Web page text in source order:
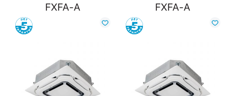
FXFA-A
Сравнить
FXFA-A
Сравнить